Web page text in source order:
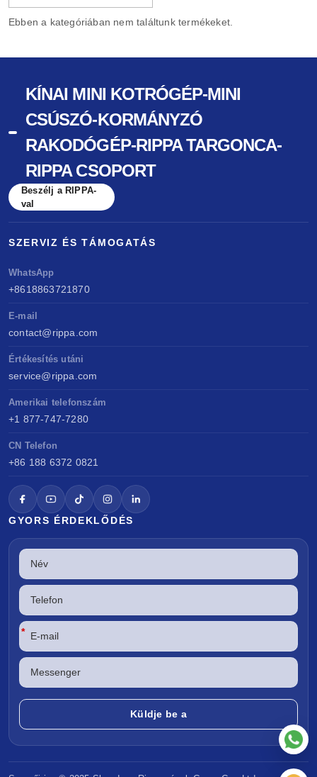
Ebben a kategóriában nem találtunk termékeket.
KÍNAI MINI KOTRÓGÉP-MINI
CSÚSZÓ-KORMÁNYZÓ
RAKODÓGÉP-RIPPA TARGONCA-
RIPPA CSOPORT
Beszélj a RIPPA-
val
SZERVIZ ÉS TÁMOGATÁS
WhatsApp
+8618863721870
E-mail
contact@rippa.com
Értékesítés utáni
service@rippa.com
Amerikai telefonszám
+1 877-747-7280
CN Telefon
+86 188 6372 0821
GYORS ÉRDEKLŐDÉS
*